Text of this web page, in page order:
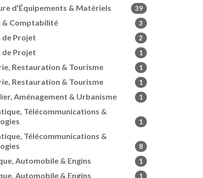
d’Équipements & Matériels 39
& Comptabilité 3
de Projet 2
de Projet 1
Restauration & Tourisme 1
Restauration & Tourisme 1
Aménagement & Urbanisme 1
Télécommunications &
1
Télécommunications &
8
Automobile & Engins 1
Automobile & Engins 1